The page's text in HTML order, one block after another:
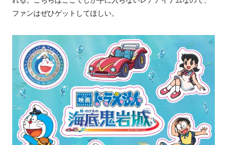
ファンはぜひゲットしてほしい。